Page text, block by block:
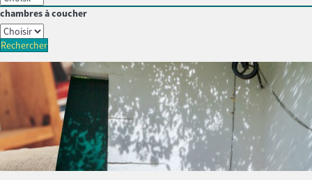
chambres à coucher
Rechercher